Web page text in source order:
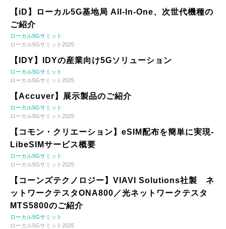
【iD】ローカル5G基地局 All-In-One、次世代機種の
ご紹介
ローカル5Gサミット
ローカル5Gサミット2025
【IDY】IDYの産業向け5Gソリューション
ローカル5Gサミット
ローカル5Gサミット2025
【Accuver】展示製品のご紹介
ローカル5Gサミット
ローカル5Gサミット2025
【コモン・クリエーション】eSIM配布を簡単に実現-
LibeSIMサービス概要
ローカル5Gサミット
ローカル5Gサミット2025
【コーンズテクノロジー】VIAVI Solutions社製 ネ
ットワークテスタONA800／光ネットワークテスタ
MTS5800のご紹介
ローカル5Gサミット
ローカル5Gサミット2025